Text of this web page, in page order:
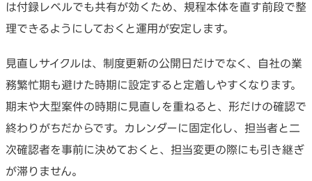
は付録レベルでも共有が効くため、規程本体を直す前段で整
理できるようにしておくと運用が安定します。
見直しサイクルは、制度更新の公開日だけでなく、自社の業
務繁忙期も避けた時期に設定すると定着しやすくなります。
期末や大型案件の時期に見直しを重ねると、形だけの確認で
終わりがちだからです。カレンダーに固定化し、担当者と二
次確認者を事前に決めておくと、担当変更の際にも引き継ぎ
が滞りません。